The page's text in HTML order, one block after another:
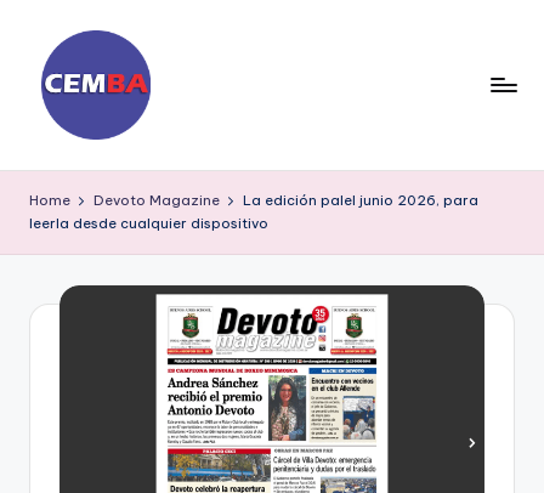
content
ia
ri
Home Devoto Magazine
La edición palel junio 2026, para
leerla desde cualquier dispositivo